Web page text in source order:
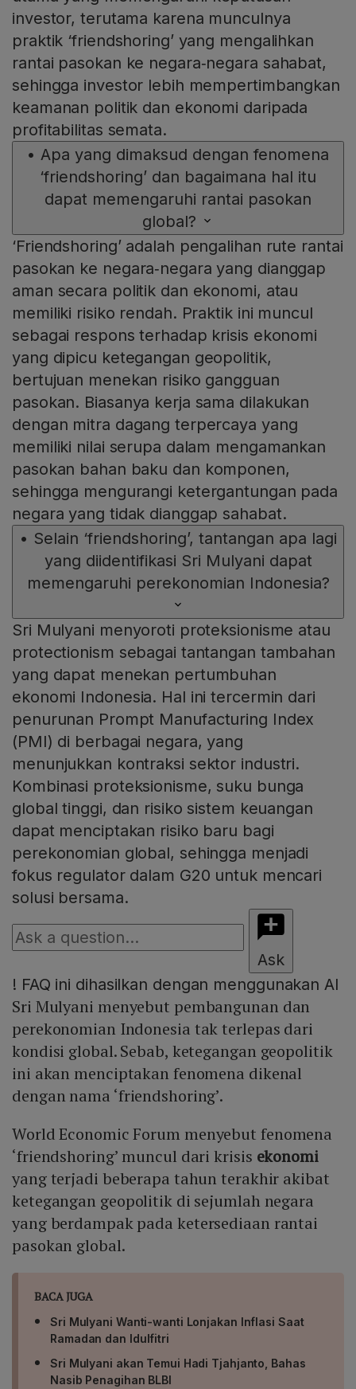
investor, terutama karena munculnya
praktik ‘friendshoring’ yang mengalihkan
rantai pasokan ke negara‑negara sahabat,
sehingga investor lebih mempertimbangkan
keamanan politik dan ekonomi daripada
profitabilitas semata.
• Apa yang dimaksud dengan fenomena
‘friendshoring’ dan bagaimana hal itu
dapat memengaruhi rantai pasokan
global?
‘Friendshoring’ adalah pengalihan rute rantai
pasokan ke negara‑negara yang dianggap
aman secara politik dan ekonomi, atau
memiliki risiko rendah. Praktik ini muncul
sebagai respons terhadap krisis ekonomi
yang dipicu ketegangan geopolitik,
bertujuan menekan risiko gangguan
pasokan. Biasanya kerja sama dilakukan
dengan mitra dagang terpercaya yang
memiliki nilai serupa dalam mengamankan
pasokan bahan baku dan komponen,
sehingga mengurangi ketergantungan pada
negara yang tidak dianggap sahabat.
• Selain ‘friendshoring’, tantangan apa lagi
yang diidentifikasi Sri Mulyani dapat
memengaruhi perekonomian Indonesia?
Sri Mulyani menyoroti proteksionisme atau
protectionism sebagai tantangan tambahan
yang dapat menekan pertumbuhan
ekonomi Indonesia. Hal ini tercermin dari
penurunan Prompt Manufacturing Index
(PMI) di berbagai negara, yang
menunjukkan kontraksi sektor industri.
Kombinasi proteksionisme, suku bunga
global tinggi, dan risiko sistem keuangan
dapat menciptakan risiko baru bagi
perekonomian global, sehingga menjadi
fokus regulator dalam G20 untuk mencari
solusi bersama.
Ask
! FAQ ini dihasilkan dengan menggunakan AI
Sri Mulyani menyebut pembangunan dan
perekonomian Indonesia tak terlepas dari
kondisi global. Sebab, ketegangan geopolitik
ini akan menciptakan fenomena dikenal
dengan nama ‘friendshoring’.
World Economic Forum menyebut fenomena
‘friendshoring’ muncul dari krisis ekonomi
yang terjadi beberapa tahun terakhir akibat
ketegangan geopolitik di sejumlah negara
yang berdampak pada ketersediaan rantai
pasokan global.
BACA JUGA
Sri Mulyani Wanti-wanti Lonjakan Inflasi Saat
Ramadan dan Idulfitri
Sri Mulyani akan Temui Hadi Tjahjanto, Bahas
Nasib Penagihan BLBI